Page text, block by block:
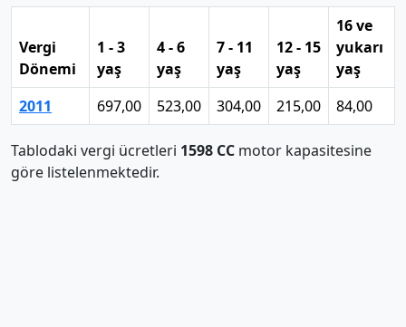
Vergi
Dönemi
1 - 3
yaş
4 - 6
yaş
7 - 11
yaş
12 - 15
yaş
16 ve
yukarı
yaş
2011
697,00 523,00 304,00 215,00 84,00
Tablodaki vergi ücretleri 1598 CC motor kapasitesine
göre listelenmektedir.